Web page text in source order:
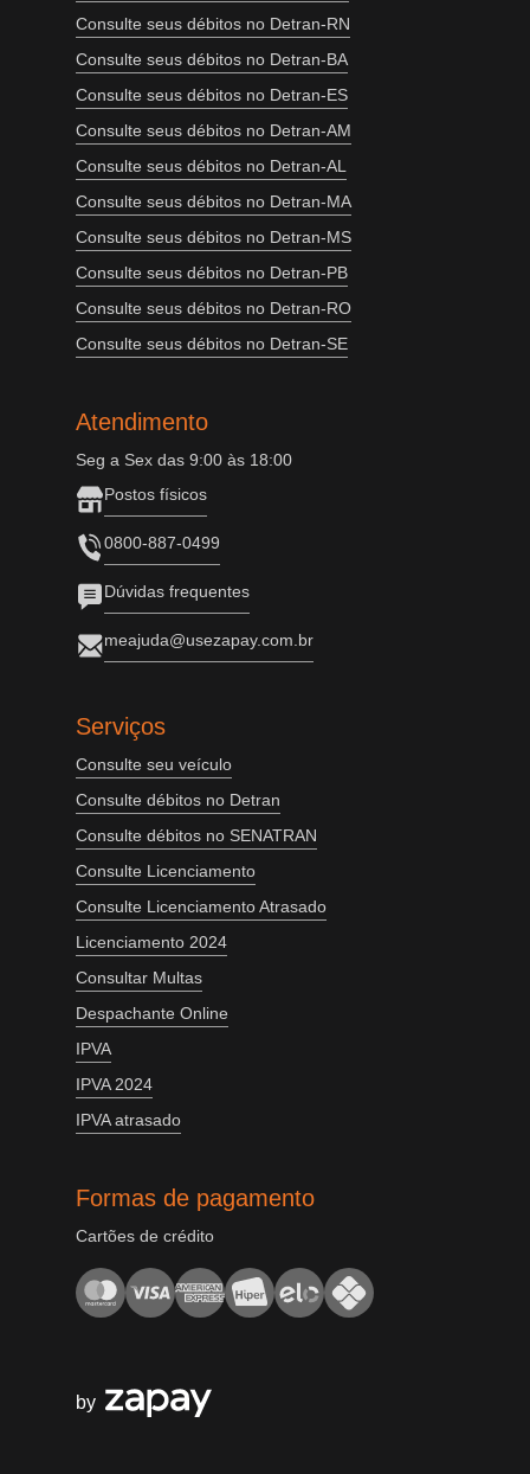
Consulte seus débitos no Detran-RN
Consulte seus débitos no Detran-BA
Consulte seus débitos no Detran-ES
Consulte seus débitos no Detran-AM
Consulte seus débitos no Detran-AL
Consulte seus débitos no Detran-MA
Consulte seus débitos no Detran-MS
Consulte seus débitos no Detran-PB
Consulte seus débitos no Detran-RO
Consulte seus débitos no Detran-SE
Atendimento
Seg a Sex das 9:00 às 18:00
Postos físicos
0800-887-0499
Dúvidas frequentes
meajuda@usezapay.com.br
Serviços
Consulte seu veículo
Consulte débitos no Detran
Consulte débitos no SENATRAN
Consulte Licenciamento
Consulte Licenciamento Atrasado
Licenciamento 2024
Consultar Multas
Despachante Online
IPVA
IPVA 2024
IPVA atrasado
Formas de pagamento
Cartões de crédito
by